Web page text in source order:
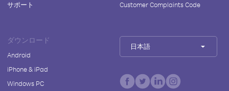
サポート
Customer Complaints Code
ダウンロード
Android
iPhone & iPad
Windows PC
日本語